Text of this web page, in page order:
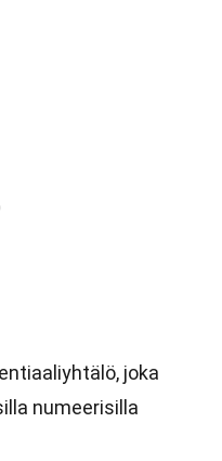
joka
numeerisilla